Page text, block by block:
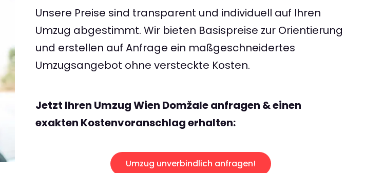
Unsere Preise sind transparent und individuell auf Ihren
Umzug abgestimmt. Wir bieten Basispreise zur Orientierung
und erstellen auf Anfrage ein maßgeschneidertes
Umzugsangebot ohne versteckte Kosten.
Jetzt Ihren Umzug Wien Domžale anfragen & einen
exakten Kostenvoranschlag erhalten:
Umzug unverbindlich anfragen!